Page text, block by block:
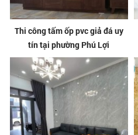
Thi công tấm ốp pvc giả đá uy
tín tại phường Phú Lợi